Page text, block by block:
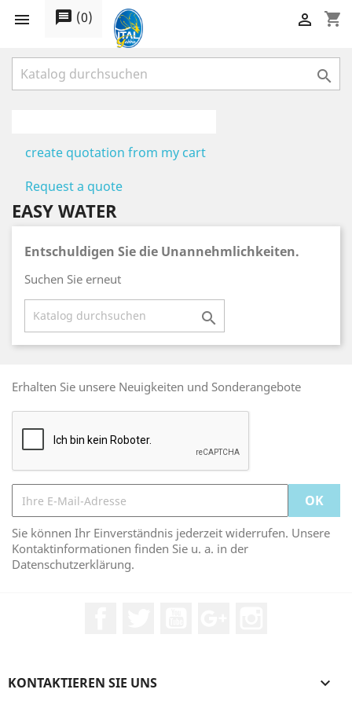
 message (0) shopping_cart


create quotation from my cart
Request a quote
EASY WATER
Entschuldigen Sie die Unannehmlichkeiten.
Suchen Sie erneut

Erhalten Sie unsere Neuigkeiten und Sonderangebote
Sie können Ihr Einverständnis jederzeit widerrufen. Unsere
Kontaktinformationen finden Sie u. a. in der
Datenschutzerklärung.
KONTAKTIEREN SIE UNS 